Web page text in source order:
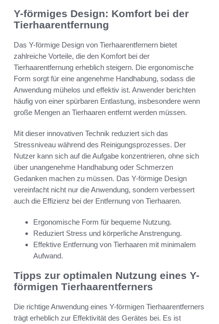
Y-förmiges Design: Komfort bei der
Tierhaarentfernung
Das Y-förmige Design von Tierhaarentfernern bietet
zahlreiche Vorteile, die den Komfort bei der
Tierhaarentfernung erheblich steigern. Die ergonomische
Form sorgt für eine angenehme Handhabung, sodass die
Anwendung mühelos und effektiv ist. Anwender berichten
häufig von einer spürbaren Entlastung, insbesondere wenn
große Mengen an Tierhaaren entfernt werden müssen.
Mit dieser innovativen Technik reduziert sich das
Stressniveau während des Reinigungsprozesses. Der
Nutzer kann sich auf die Aufgabe konzentrieren, ohne sich
über unangenehme Handhabung oder Schmerzen
Gedanken machen zu müssen. Das Y-förmige Design
vereinfacht nicht nur die Anwendung, sondern verbessert
auch die Effizienz bei der Entfernung von Tierhaaren.
Ergonomische Form für bequeme Nutzung.
Reduziert Stress und körperliche Anstrengung.
Effektive Entfernung von Tierhaaren mit minimalem
Aufwand.
Tipps zur optimalen Nutzung eines Y-
förmigen Tierhaarentferners
Die richtige Anwendung eines Y-förmigen Tierhaarentferners
trägt erheblich zur Effektivität des Gerätes bei. Es ist